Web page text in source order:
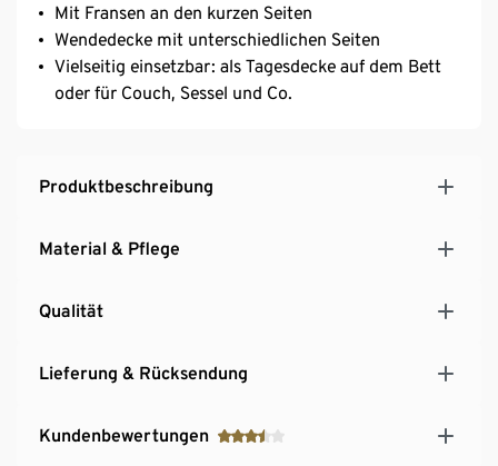
Mit Fransen an den kurzen Seiten
Wendedecke mit unterschiedlichen Seiten
Vielseitig einsetzbar: als Tagesdecke auf dem Bett
oder für Couch, Sessel und Co.
Produktbeschreibung
Material & Pflege
Qualität
Lieferung & Rücksendung
Kundenbewertungen